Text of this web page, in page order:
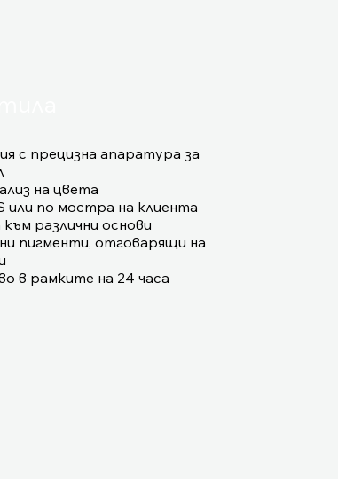
с прецизна апаратура за
на цвета
или по мостра на клиента
различни основи
пигменти, отговарящи на
в рамките на 24 часа